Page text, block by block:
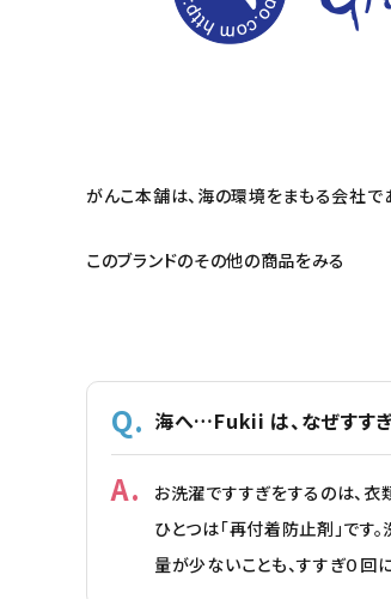
がんこ本舗は、海の環境をまもる会社で
このブランドのその他の商品をみる
海へ…Fukii は、なぜすす
お洗濯ですすぎをするのは、
ひとつは「再付着防止剤」です
量が少ないことも、すすぎ０回